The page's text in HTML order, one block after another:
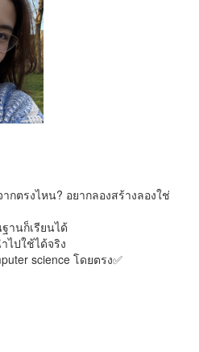
กตรงไหน? อยากลองสร้างลองใช่
านก็เรียนได้
ไปใช้ได้จริง
science โดยตรง✅